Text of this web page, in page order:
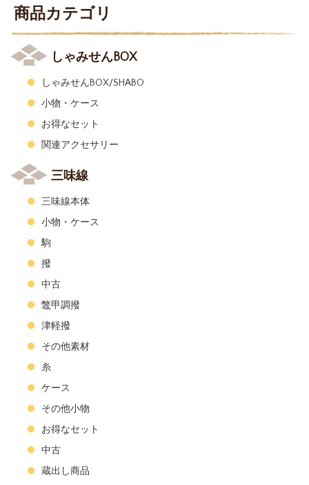
商品カテゴリ
しゃみせんBOX
しゃみせんBOX/SHABO
小物・ケース
お得なセット
関連アクセサリー
三味線
三味線本体
小物・ケース
駒
撥
中古
鼈甲調撥
津軽撥
その他素材
糸
ケース
その他小物
お得なセット
中古
蔵出し商品